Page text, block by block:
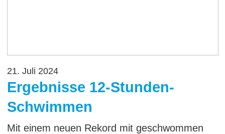
21. Juli 2024
Ergebnisse 12-Stunden-
Schwimmen
Mit einem neuen Rekord mit geschwommen